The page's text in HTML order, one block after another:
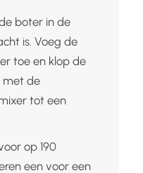
boter in de
is. Voeg de
toe en klop de
met de
tot een
op 190
een voor een